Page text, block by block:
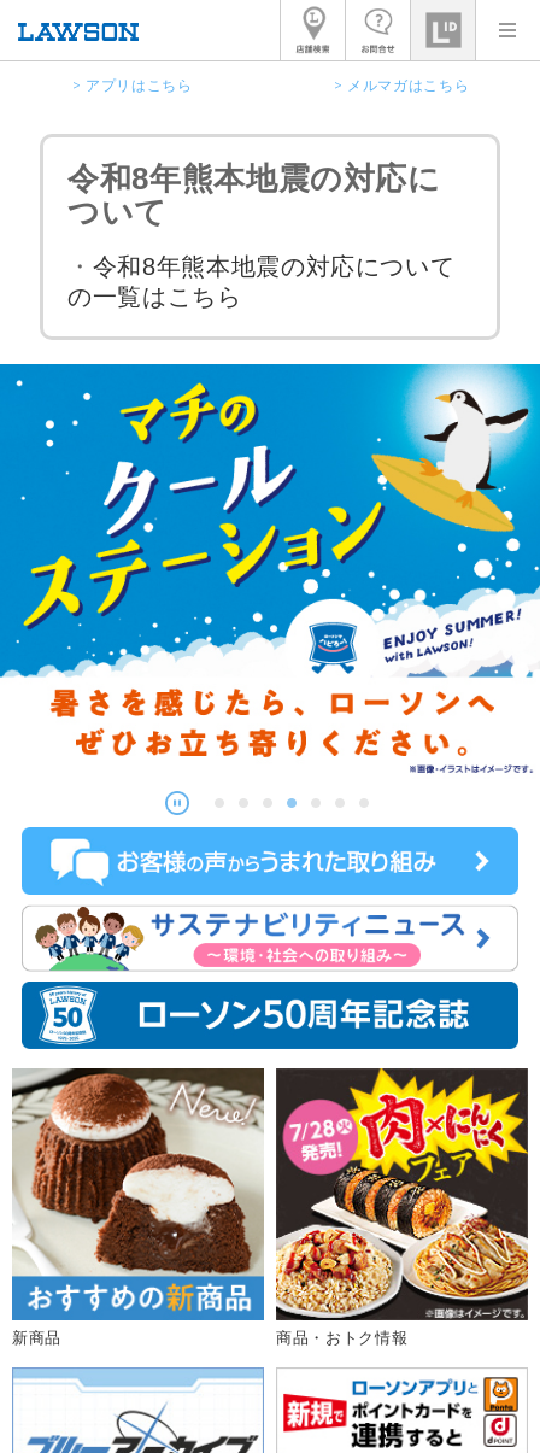
> アプリはこちら > メルマガはこちら
令和8年熊本地震の対応に
ついて
・ 令和8年熊本地震の対応について
の一覧はこちら
新商品 商品・おトク情報